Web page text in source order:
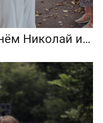
Тёплым осенним днём Николай и Наталья